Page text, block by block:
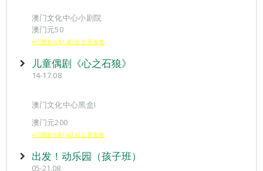
澳门文化中心小剧院
澳门元50
※门票於6月14日起公开发售
儿童偶剧《心之石狼》
14-17.08
澳门文化中心黑盒I
澳门元200
※门票於6月14日起公开发售
出发！动乐园（孩子班）
05-21.08